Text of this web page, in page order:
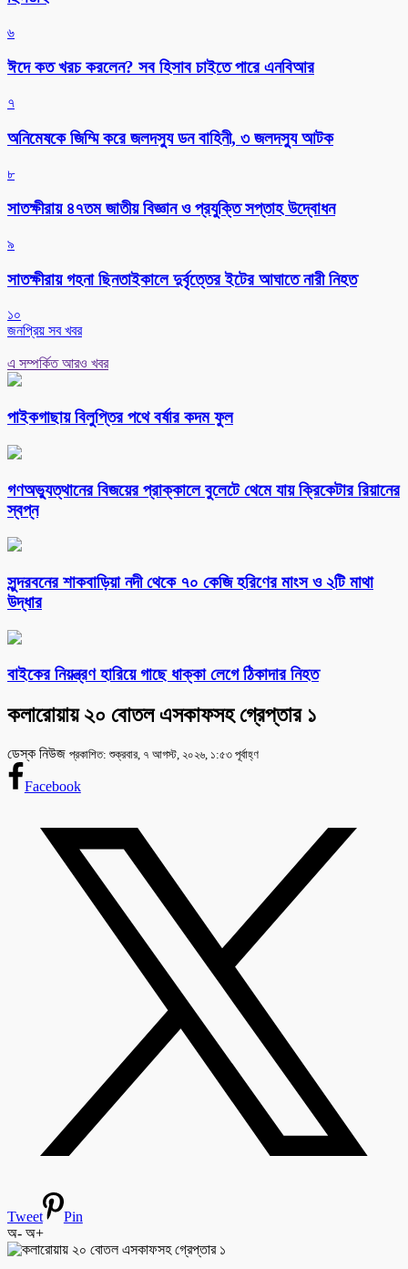
৬
ঈদে কত খরচ করলেন? সব হিসাব চাইতে পারে এনবিআর
৭
অনিমেষকে জিম্মি করে জলদস্যু ডন বাহিনী, ৩ জলদস্যু আটক
৮
সাতক্ষীরায় ৪৭তম জাতীয় বিজ্ঞান ও প্রযুক্তি সপ্তাহ উদ্বোধন
৯
সাতক্ষীরায় গহনা ছিনতাইকালে দুর্বৃত্তের ইটের আঘাতে নারী নিহত
১০
জনপ্রিয় সব খবর
এ সম্পর্কিত আরও খবর
পাইকগাছায় বিলুপ্তির পথে বর্ষার কদম ফুল
গণঅভ্যুত্থানের বিজয়ের প্রাক্কালে বুলেটে থেমে যায় ক্রিকেটার রিয়ানের
স্বপ্ন
সুন্দরবনের শাকবাড়িয়া নদী থেকে ৭০ কেজি হরিণের মাংস ও ২টি মাথা
উদ্ধার
বাইকের নিয়ন্ত্রণ হারিয়ে গাছে ধাক্কা লেগে ঠিকাদার নিহত
কলারোয়ায় ২০ বোতল এসকাফসহ গ্রেপ্তার ১
ডেস্ক নিউজ প্রকাশিত: শুক্রবার, ৭ আগস্ট, ২০২৬, ১:৫৩ পূর্বাহ্ণ
Facebook
Tweet
Pin
অ- অ+